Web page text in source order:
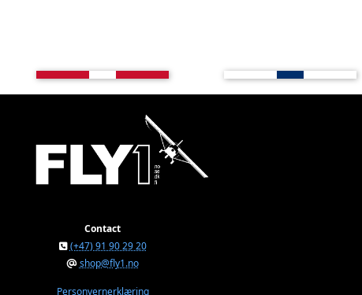
Contact
(+47) 91 90 29 20
shop@fly1.no
Personvernerklæring